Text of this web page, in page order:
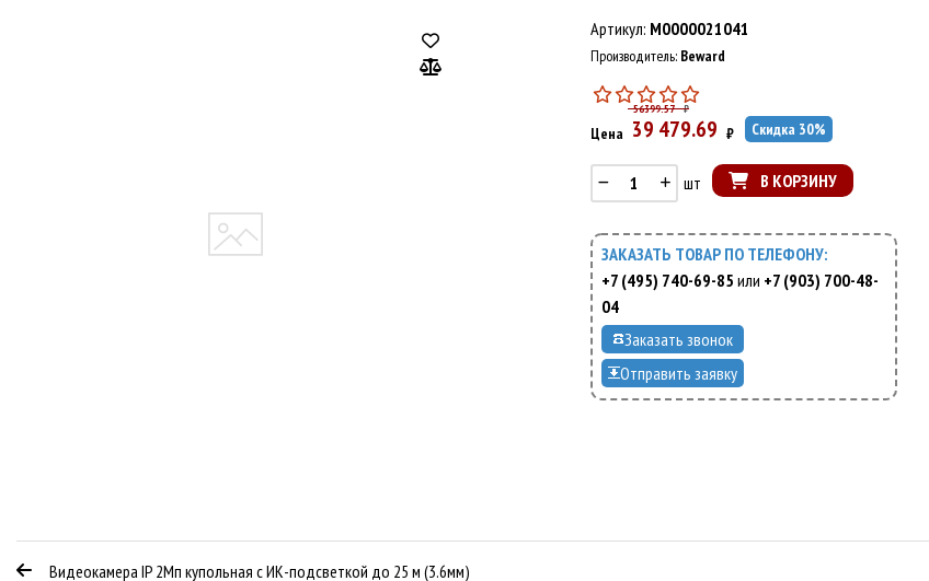
Артикул: M0000021041
Производитель: Beward
56399.57 ₽
Цена 39 479.69 ₽ Скидка 30%
шт В КОРЗИНУ
ЗАКАЗАТЬ ТОВАР ПО ТЕЛЕФОНУ:
+7 (495) 740-69-85 или +7 (903) 700-48-
04
Заказать звонок
Отправить заявку
Видеокамера IP 2Мп купольная с ИК-подсветкой до 25 м (3.6мм)